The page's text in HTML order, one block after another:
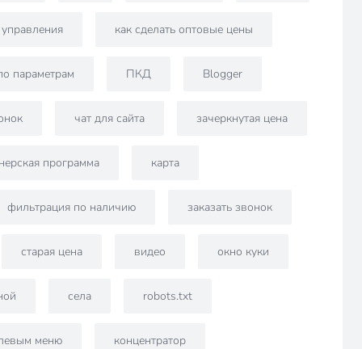
как сделать оптовые цены
параметрам ПКД Blogger
чат для сайта зачеркнутая цена
программа карта
фильтрация по наличию заказать звонок
старая цена видео окно куки
села robots.txt
меню концентратор